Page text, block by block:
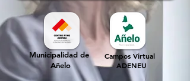
Municipalidad de
Añelo
Campos Virtual
ADENEU